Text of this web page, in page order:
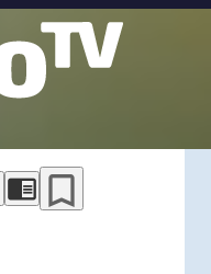
chrome_reader_mode bookmark_border